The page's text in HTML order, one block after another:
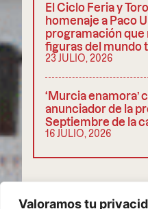
Valoramos tu
COMPARTIR
El Ciclo Feria y
homenaje a Paco
programación que
figuras del mundo
23 JULIO, 2026
‘Murcia enamora’
anunciador de la
Septiembre de la
16 JULIO, 2026